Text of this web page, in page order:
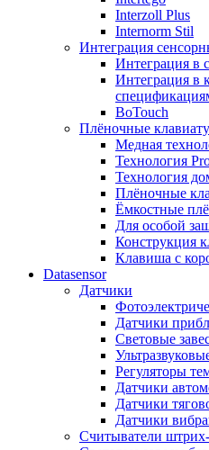
Interzoll Plus
Internorm Stil
Интеграция
Интеграция в
Интеграция в
BoTouch
Плёночные
Медная
Технология
Технология
Плёночные
Ёмкостные
Для особой
Конструкция
Клавиша с
Datasensor
Датчики
Датчики
Световые
Регуляторы
Датчики
Датчики
Датчики
Считыватели